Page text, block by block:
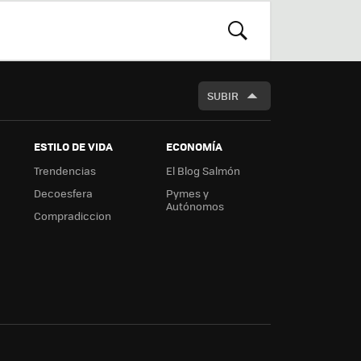
BUSCAR
SUBIR
ESTILO DE VIDA
Trendencias
Decoesfera
Compradiccion
ECONOMÍA
El Blog Salmón
Pymes y
Autónomos